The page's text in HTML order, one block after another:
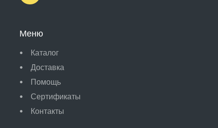
Меню
Каталог
Доставка
Помощь
Сертификаты
Контакты